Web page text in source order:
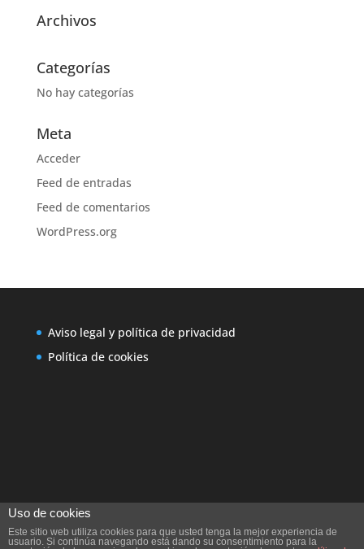
Archivos
Categorías
No hay categorías
Meta
Acceder
Feed de entradas
Feed de comentarios
WordPress.org
Aviso legal y política de privacidad
Política de cookies
Uso de cookies
Este sitio web utiliza cookies para que usted tenga la mejor experiencia de
usuario. Si continúa navegando está dando su consentimiento para la